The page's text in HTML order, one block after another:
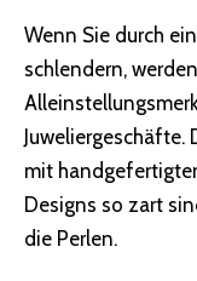
Wenn Sie durch
schlendern,
mit
Designs so zart
die Perlen.